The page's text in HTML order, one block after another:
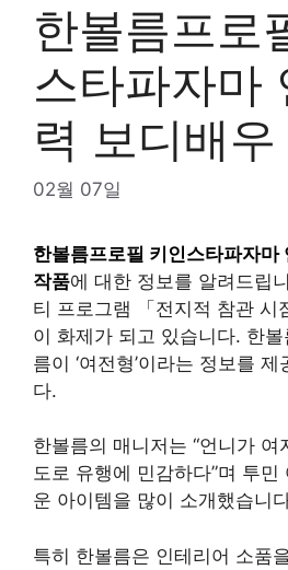
한볼름프로
스타파자마
력 보디배우
02월 07일
한볼름프로필 키인스타파자마
작품에 대한 정보를 알려드립
티 프로그램 「전지적 참관 시
이 화제가 되고 있습니다. 한
름이 ‘여전형’이라는 정보를
다.
한볼름의 매니저는 “언니가 여
도로 유행에 민감하다”며 투민
운 아이템을 많이 소개했습니
특히 한볼름은 인테리어 소품